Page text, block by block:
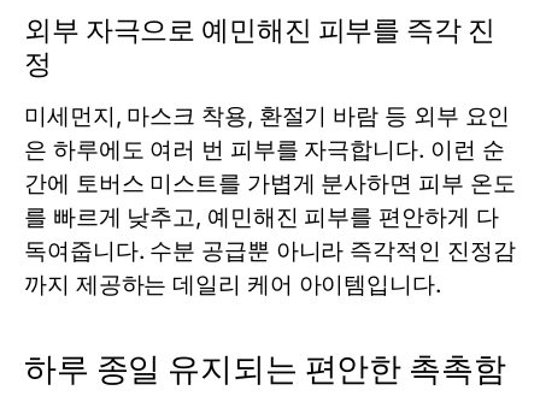
외부 자극으로 예민해진 피부를 즉각 진
정
미세먼지, 마스크 착용, 환절기 바람 등 외부 요인
은 하루에도 여러 번 피부를 자극합니다. 이런 순
간에 토버스 미스트를 가볍게 분사하면 피부 온도
를 빠르게 낮추고, 예민해진 피부를 편안하게 다
독여줍니다. 수분 공급뿐 아니라 즉각적인 진정감
까지 제공하는 데일리 케어 아이템입니다.
하루 종일 유지되는 편안한 촉촉함